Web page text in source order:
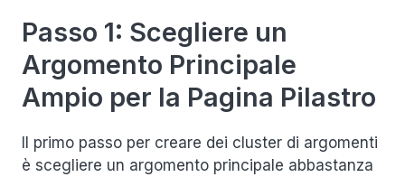
Passo 1: Scegliere un
Argomento Principale
Ampio per la Pagina Pilastro
Il primo passo per creare dei cluster di argomenti
è scegliere un argomento principale abbastanza